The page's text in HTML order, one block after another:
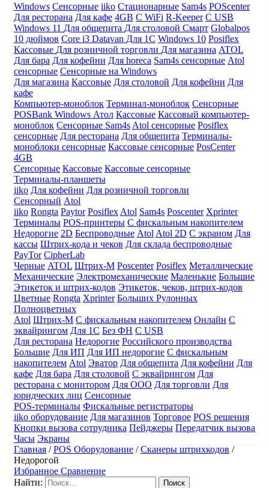
Windows Сенсорные iiko Стационарные Sam4s POScenter
Для ресторана Для кафе 4GB С WiFi R-Keeper С USB
Windows 11 Для общепита Для столовой Смарт Globalpos
10 дюймов Core i3 Datavan Для 1С Windows 10 Posiflex
Кассовые Для розничной торговли Для магазина ATOL
Для бара Для кофейни Для horeca Sam4s сенсорные Atol
сенсорные Сенсорные на Windows
Для магазина Кассовые Для столовой Для кофейни Для
кафе
Компьютер-моноблок Терминал-моноблок Сенсорные
POSBank Windows Атол Кассовые Кассовый компьютер-
моноблок Сенсорные Sam4s Atol сенсорные Posiflex
сенсорные Для ресторана Для общепита Терминалы-
моноблоки сенсорные Кассовые сенсорные PosCenter
4GB
Сенсорные Кассовые Кассовые сенсорные
Терминалы-планшеты
iiko Для кофейни Для розничной торговли
Сенсорный Atol
iiko Rongta Paytor Posiflex Atol Sam4s Poscenter Xprinter
Терминалы POS-принтеры С фискальным накопителем
Недорогие 2D Беспроводные Atol Atol 2D С экраном Для
кассы Штрих-кода и чеков Для склада беспроводные
PayTor CipherLab
Черные ATOL Штрих-М Poscenter Posiflex Металлические
Механические Электромеханические Маленькие Большие
Этикеток и штрих-кодов Этикеток, чеков, штрих-кодов
Цветные Rongta Xprinter Больших Рулонных
Полноцветных
Atol Штрих-М С фискальным накопителем Онлайн С
эквайрингом Для 1С Без ФН С USB
Для ресторана Недорогие Российского производства
Большие Для ИП Для ИП недорогие С фискальным
накопителем Atol Эватор Для общепита Для кофейни Для
кафе Для бара Для столовой С эквайрингом Для
ресторана с монитором Для ООО Для торговли Для
юридческих лиц Сенсорные
POS-терминалы Фискальные регистраторы
iiko оборудование Для магазинов Торговое POS решения
Кнопки вызова сотрудника Пейджеры Передатчик вызова
Часы Экраны
Главная /POS Оборудование /Сканеры штрихкодов /
Недорогой
Избранное Сравнение
Найти: